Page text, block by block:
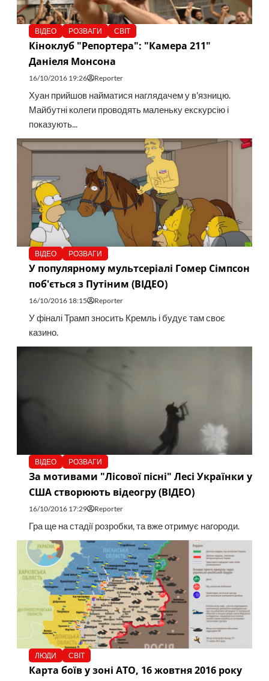
ВІДЕО РОЗВАГИ СВІТ
Кіноклуб "Репортера": "Камера 211"
Даніеля Монсона
16/10/2016 19:26 Reporter
Хуан прийшов найматися наглядачем у в'язницю.
Майбутні колеги проводять маленьку екскурсію і
показують...
ВІДЕО РОЗВАГИ
У популярному мультсеріалі Гомер Сімпсон
поб'ється з Путіним (ВІДЕО)
16/10/2016 18:15 Reporter
У фіналі Трамп зносить Кремль і будує там своє
казино.
ВІДЕО РОЗВАГИ
За мотивами "Лісової пісні" Лесі Українки у
США створюють відеогру (ВІДЕО)
16/10/2016 17:29 Reporter
Гра ще на стадії розробки, та вже отримує нагороди.
ЛЮДИ СВІТ
Карта боїв у зоні АТО, 16 жовтня 2016 року